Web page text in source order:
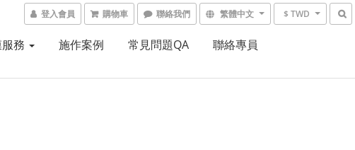
登入會員 購物車 聯絡我們 繁體中文 $ TWD
務 施作案例 常見問題QA 聯絡專員